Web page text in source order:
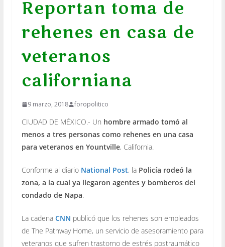
Reportan toma de
rehenes en casa de
veteranos
californiana
9 marzo, 2018 foropolitico
CIUDAD DE MÉXICO.- Un hombre armado tomó al
menos a tres personas como rehenes en una casa
para veteranos en Yountville, California.
Conforme al diario National Post, la Policía rodeó la
zona, a la cual ya llegaron agentes y bomberos del
condado de Napa.
La cadena CNN publicó que los rehenes son empleados
de The Pathway Home, un servicio de asesoramiento para
veteranos que sufren trastorno de estrés postraumático